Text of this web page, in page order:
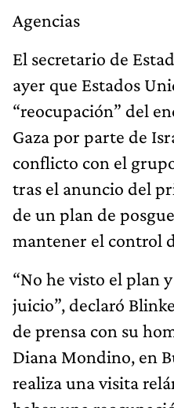
Agencias
El secretario de
ayer que Estados
“reocupación” del
Gaza por parte de
conflicto con el
tras el anuncio del
de un plan de
mantener el control
“No he visto el plan
juicio”, declaró
de prensa con su
Diana Mondino, en
realiza una visita